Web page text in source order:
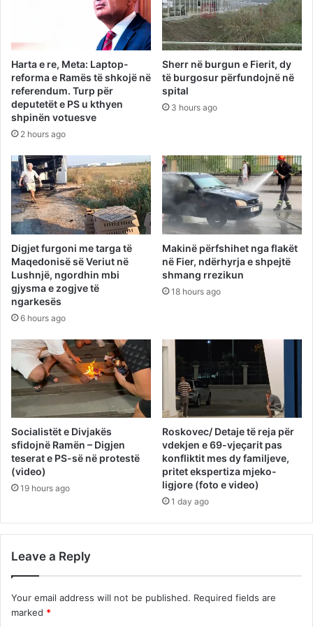
Harta e re, Meta: Laptop-
reforma e Ramës të shkojë në
referendum. Turp për
deputetët e PS u kthyen
shpinën votuesve
2 hours ago
Sherr në burgun e Fierit, dy
të burgosur përfundojnë në
spital
3 hours ago
Digjet furgoni me targa të
Maqedonisë së Veriut në
Lushnjë, ngordhin mbi
gjysma e zogjve të
ngarkesës
6 hours ago
Makinë përfshihet nga flakët
në Fier, ndërhyrja e shpejtë
shmang rrezikun
18 hours ago
Socialistët e Divjakës
sfidojnë Ramën – Digjen
teserat e PS-së në protestë
(video)
19 hours ago
Roskovec/ Detaje të reja për
vdekjen e 69-vjeçarit pas
konfliktit mes dy familjeve,
pritet ekspertiza mjeko-
ligjore (foto e video)
1 day ago
Leave a Reply
Your email address will not be published. Required fields are
marked *